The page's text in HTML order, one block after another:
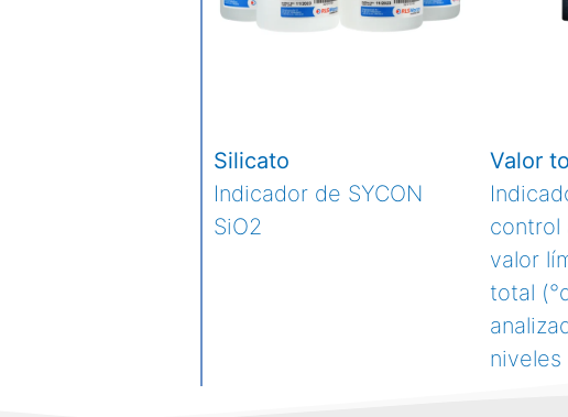
Silicato
Indicador de SYCON
SiO2
Valor
control
valor
total
niveles